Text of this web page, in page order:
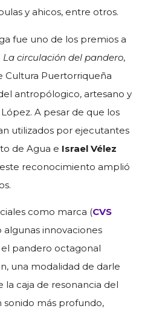
y ahicos, entre otros.
fue uno de los premios a
La circulación del pandero,
Cultura Puertorriqueña
antropólogico, artesano y
A pesar de que los
utilizados por ejecutantes
de Agua e Israel Vélez
reconocimiento amplió
como marca (CVS
algunas innovaciones
pandero octagonal
una modalidad de darle
la caja de resonancia del
más profundo,